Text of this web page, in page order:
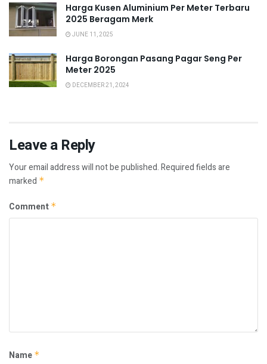
Harga Kusen Aluminium Per Meter Terbaru
2025 Beragam Merk
JUNE 11, 2025
Harga Borongan Pasang Pagar Seng Per
Meter 2025
DECEMBER 21, 2024
Leave a Reply
Your email address will not be published.Required fields are
marked *
Comment *
Name *